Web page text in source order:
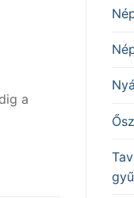
a